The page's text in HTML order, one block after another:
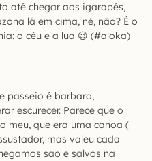
até chegar aos igarapés,
lá em cima, né, não? É o
o céu e a lua 😉 (#aloka)
passeio é barbaro,
escurecer. Parece que o
meu, que era uma canoa (
mas valeu cada
sao e salvos na